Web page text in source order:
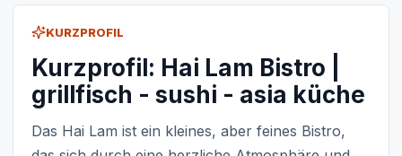
KURZPROFIL
Kurzprofil: Hai Lam Bistro |
grillfisch - sushi - asia küche
Das Hai Lam ist ein kleines, aber feines Bistro,